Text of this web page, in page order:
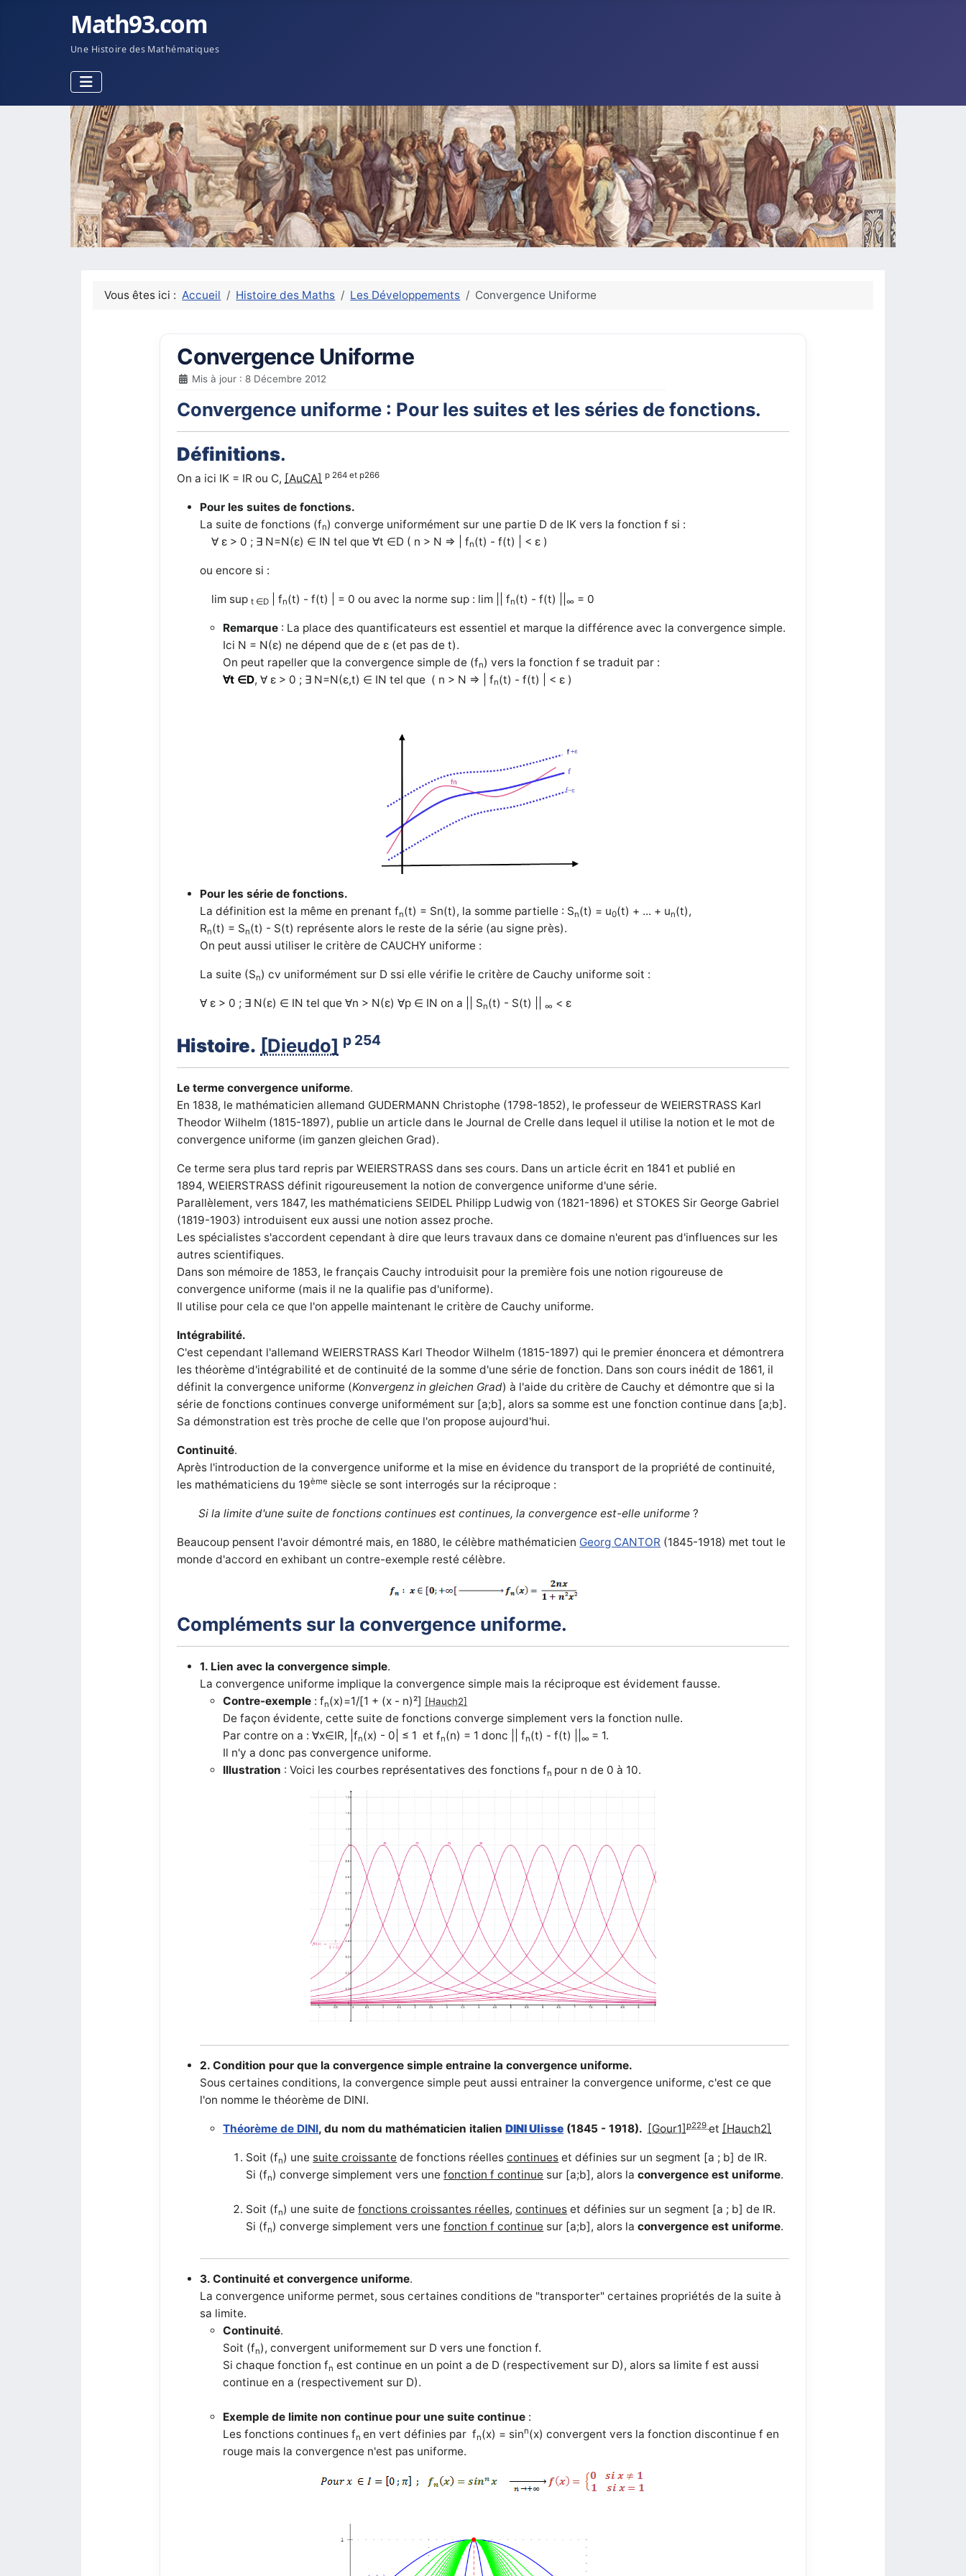
Math93.com
Une Histoire des Mathématiques
Vous êtes ici :Accueil Histoire des Maths Les Développements Convergence Uniforme
Convergence Uniforme
Mis à jour : 8 Décembre 2012
Convergence uniforme : Pour les suites et les séries de fonctions.
Définitions.
On a ici IK = IR ou C, [AuCA] p 264 et p266
Pour les suites de fonctions.
La suite de fonctions (fn) converge uniformément sur une partie D de IK vers la fonction f si :
∀ ε > 0 ; ∃ N=N(ε) ∈ IN tel que ∀t ∈D ( n > N ⇒ | fn(t) - f(t) | < ε )
ou encore si :
lim supt ∈D | fn(t) - f(t) | = 0 ou avec la norme sup : lim || fn(t) - f(t) ||∞ = 0
Remarque : La place des quantificateurs est essentiel et marque la différence avec la convergence simple.
Ici N = N(ε) ne dépend que deε (et pas de t).
On peut rapeller que la convergence simple de (fn) vers la fonction f se traduit par :
∀t ∈D,∀ ε > 0 ; ∃ N=N(ε,t) ∈ IN tel que ( n > N ⇒ | fn(t) - f(t) | < ε )
Pour les série de fonctions.
La définition est la même en prenantfn(t) = Sn(t), la somme partielle : Sn(t) = u0(t) + ... + un(t),
Rn(t) = Sn(t) - S(t) représente alors le reste de la série (au signe près).
On peut aussi utiliser le critère de CAUCHY uniforme :
La suite (Sn) cv uniformément sur D ssi elle vérifie le critère de Cauchy uniforme soit :
∀ ε > 0 ; ∃ N(ε) ∈ IN tel que ∀n > N(ε) ∀p ∈ IN on a || Sn(t) - S(t) ||∞ < ε
Histoire. [Dieudo] p 254
Le terme convergence uniforme.
En 1838, le mathématicien allemand GUDERMANN Christophe (1798-1852), le professeur de WEIERSTRASS Karl
Theodor Wilhelm (1815-1897), publie un article dans le Journal de Crelle dans lequel il utilise la notion et le mot de
convergence uniforme (im ganzen gleichen Grad).
Ce terme sera plus tard repris par WEIERSTRASS dans ses cours. Dans un article écrit en 1841 et publié en
1894, WEIERSTRASS définit rigoureusement la notion de convergence uniforme d'une série.
Parallèlement, vers 1847, les mathématiciens SEIDEL Philipp Ludwig von (1821-1896) et STOKES Sir George Gabriel
(1819-1903) introduisent eux aussi une notion assez proche.
Les spécialistes s'accordent cependant à dire que leurs travaux dans ce domaine n'eurent pas d'influences sur les
autres scientifiques.
Dans son mémoire de 1853, le français Cauchy introduisit pour la première fois une notion rigoureuse de
convergence uniforme (mais il ne la qualifie pas d'uniforme).
Il utilise pour cela ce que l'on appelle maintenant le critère de Cauchy uniforme.
Intégrabilité.
C'est cependant l'allemand WEIERSTRASS Karl Theodor Wilhelm (1815-1897) qui le premier énoncera et démontrera
les théorème d'intégrabilité et de continuité de la somme d'une série de fonction. Dans son cours inédit de 1861, il
définit la convergence uniforme (Konvergenz in gleichen Grad) à l'aide du critère de Cauchy et démontre que si la
série de fonctions continues converge uniformément sur [a;b], alors sa somme est une fonction continue dans [a;b].
Sa démonstration est très proche de celle que l'on propose aujourd'hui.
Continuité.
Après l'introduction de la convergence uniforme et la mise en évidence du transport de la propriété de continuité,
les mathématiciens du 19ème siècle se sont interrogés sur la réciproque :
Si la limite d'une suite de fonctions continues est continues, la convergence est-elle uniforme ?
Beaucoup pensent l'avoir démontré mais, en 1880, le célèbre mathématicien Georg CANTOR (1845-1918) met tout le
monde d'accord en exhibant un contre-exemple resté célèbre.
Compléments sur la convergence uniforme.
1. Lien avec la convergence simple.
La convergence uniforme implique la convergence simple mais la réciproque est évidement fausse.
Contre-exemple : fn(x)=1/[1 + (x - n)²] [Hauch2]
De façon évidente, cette suite de fonctions converge simplement vers la fonction nulle.
Par contre on a :∀x∈IR, |fn(x) - 0| ≤ 1 etfn(n) = 1 donc || fn(t) - f(t) ||∞ = 1.
Il n'y a donc pas convergence uniforme.
Illustration : Voici les courbes représentatives des fonctionsfn pour n de 0 à 10.
2. Condition pour que la convergence simple entraine la convergence uniforme.
Sous certaines conditions, la convergence simple peut aussi entrainer la convergence uniforme, c'est ce que
l'on nomme le théorème de DINI.
Théorème de DINI, du nom du mathématicien italienDINI Ulisse (1845 - 1918). [Gour1]p229 et [Hauch2]
Soit (fn) une suite croissante de fonctions réellescontinues et définies sur un segment [a ; b] de IR.
Si (fn) converge simplement vers unefonction f continue sur [a;b], alors laconvergence est uniforme.
Soit (fn) une suite defonctionscroissantes réelles, continues et définies sur un segment [a ; b] de IR.
Si (fn) converge simplement vers unefonction f continue sur [a;b], alors laconvergence est uniforme.
3. Continuité et convergence uniforme.
La convergence uniforme permet, sous certaines conditions de "transporter" certaines propriétés de la suite à
sa limite.
Continuité.
Soit (fn), convergent uniformement sur D vers une fonction f.
Si chaque fonction fn est continue en un point a de D (respectivement sur D), alors sa limite f est aussi
continue en a (respectivement sur D).
Exemple de limite non continue pour une suite continue :
Les fonctions continuesfnen vert définies par fn(x) = sinn(x) convergent vers la fonction discontinue f en
rouge mais la convergence n'est pas uniforme.